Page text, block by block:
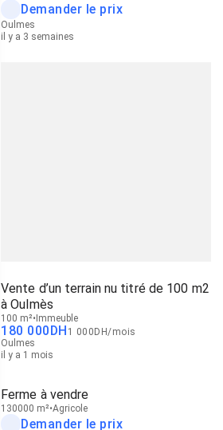
Demander le prix
Oulmes
il y a 3 semaines
Vente d’un terrain nu titré de 100 m2
à Oulmès
100 m² Immeuble
180 000DH 1 000 DH/mois
Oulmes
il y a 1 mois
Ferme à vendre
130000 m² Agricole
Demander le prix